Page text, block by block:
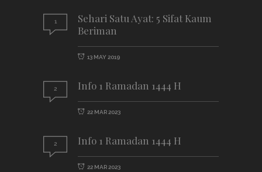
1
Sehari Satu Ayat: 5 Sifat Kaum
Beriman
13 MAY 2019
2 Info 1 Ramadan 1444 H
22 MAR 2023
2 Info 1 Ramadan 1444 H
22 MAR 2023